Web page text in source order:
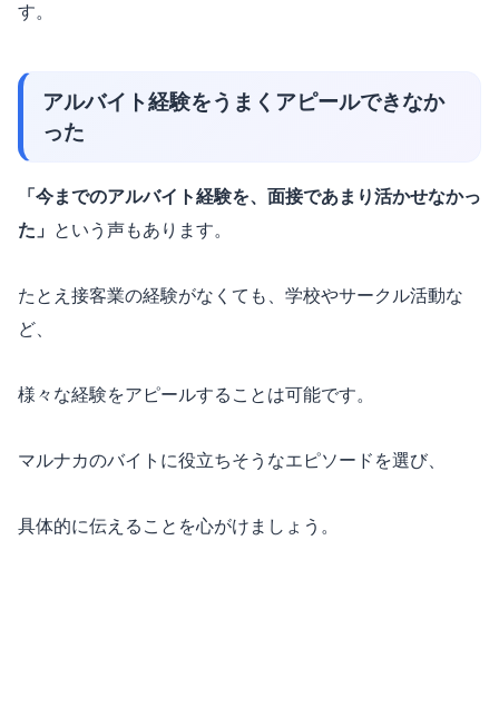
す。
アルバイト経験をうまくアピールできなか
った
「今までのアルバイト経験を、面接であまり活かせなかっ
た」 という声もあります。
たとえ接客業の経験がなくても、学校やサークル活動な
ど、
様々な経験をアピールすることは可能です。
マルナカのバイトに役立ちそうなエピソードを選び、
具体的に伝えることを心がけましょう。